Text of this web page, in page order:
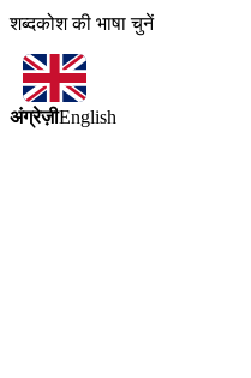
शब्दकोश की भाषा चुनें
अंग्रेज़ीEnglish